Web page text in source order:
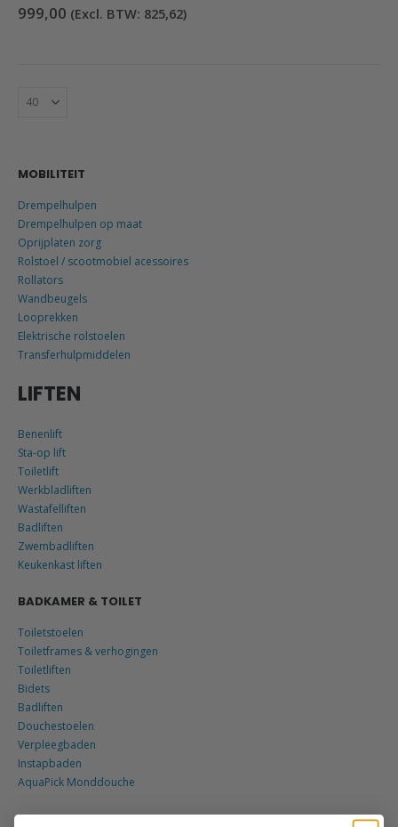
0 out of 5
999,00 (Excl. BTW: 825,62)
MOBILITEIT
Drempelhulpen
Drempelhulpen op maat
Oprijplaten zorg
Rolstoel / scootmobiel acessoires
Rollators
Wandbeugels
Looprekken
Elektrische rolstoelen
Transferhulpmiddelen
LIFTEN
Benenlift
Sta-op lift
Toiletlift
Werkbladliften
Wastafelliften
Badliften
Zwembadliften
Keukenkast liften
BADKAMER & TOILET
Toiletstoelen
Toiletframes & verhogingen
Toiletliften
Bidets
Badliften
Douchestoelen
Verpleegbaden
Instapbaden
AquaPick Monddouche